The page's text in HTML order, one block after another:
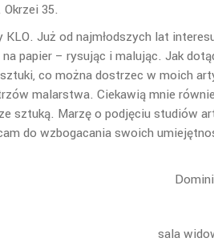
35.
Już od najmłodszych lat
papier – rysując i malując. Jak
co można dostrzec w moich
malarstwa. Ciekawią mnie
sztuką. Marzę o podjęciu studiów
do wzbogacania swoich
sala